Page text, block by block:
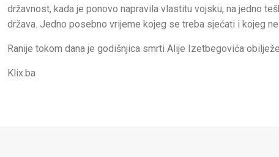
državnost, kada je ponovo napravila vlastitu vojsku, na jedno
država. Jedno posebno vrijeme kojeg se treba sjećati i kojeg
Ranije tokom dana je godišnjica smrti Alije Izetbegovića
Klix.ba